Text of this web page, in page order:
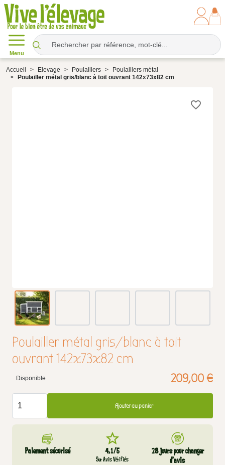
Menu
Accueil Elevage Poulaillers
Poulaillers métal
Poulailler métal gris/blanc à toit ouvrant 142x73x82 cm
favorite_border
Poulailler métal gris/blanc à toit
ouvrant 142x73x82 cm
Disponible 209,00 €
Ajouter au panier
Paiement sécurisé 4,1/5
Sur Avis Vérifiés
28 jours pour changer
d’avis